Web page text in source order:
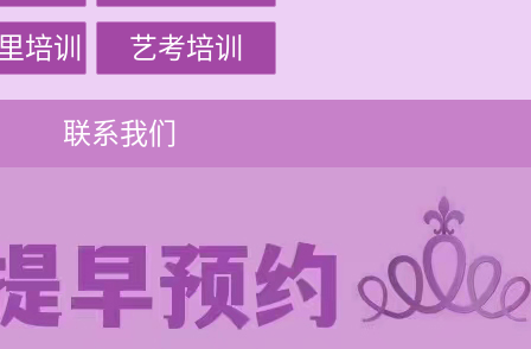
培训 艺考培训
联系我们